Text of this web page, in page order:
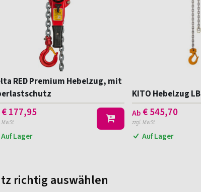
RED Premium Hebelzug, mit
€177,95
MwSt.
Auf Lager
KITO Hebelzug LB
Ab €545,70
zzgl. MwSt.
Auf Lager
richtig auswählen